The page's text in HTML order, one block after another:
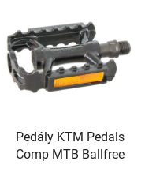
Pedály KTM Pedals
Comp MTB Ballfree